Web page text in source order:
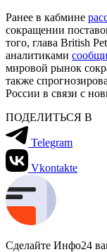
Ранее в кабмине
сокращении
того, глава British
аналитиками
мировой рынок
также
России в связи с
ПОДЕЛИТЬСЯ В
Telegram
Vkontakte
Сделайте Инфо24